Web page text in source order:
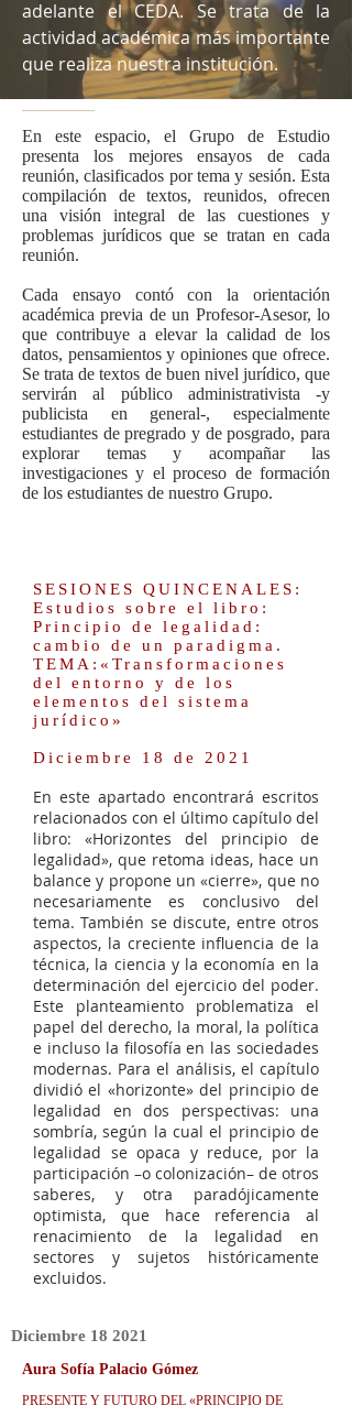
adelante el CEDA. Se trata de la
actividad académica más importante
que realiza nuestra institución.
En este espacio, el Grupo de Estudio
presenta los mejores ensayos de cada
reunión, clasificados por tema y sesión. Esta
compilación de textos, reunidos, ofrecen
una visión integral de las cuestiones y
problemas jurídicos que se tratan en cada
reunión.
Cada ensayo contó con la orientación
académica previa de un Profesor-Asesor, lo
que contribuye a elevar la calidad de los
datos, pensamientos y opiniones que ofrece.
Se trata de textos de buen nivel jurídico, que
servirán al público administrativista -y
publicista en general-, especialmente
estudiantes de pregrado y de posgrado, para
explorar temas y acompañar las
investigaciones y el proceso de formación
de los estudiantes de nuestro Grupo.
SESIONES QUINCENALES:
Estudios sobre el libro:
Principio de legalidad:
cambio de un paradigma.
TEMA:«Transformaciones
del entorno y de los
elementos del sistema
jurídico»
Diciembre 18 de 2021
En este apartado encontrará escritos
relacionados con el último capítulo del
libro: «Horizontes del principio de
legalidad», que retoma ideas, hace un
balance y propone un «cierre», que no
necesariamente es conclusivo del
tema. También se discute, entre otros
aspectos, la creciente influencia de la
técnica, la ciencia y la economía en la
determinación del ejercicio del poder.
Este planteamiento problematiza el
papel del derecho, la moral, la política
e incluso la filosofía en las sociedades
modernas. Para el análisis, el capítulo
dividió el «horizonte» del principio de
legalidad en dos perspectivas: una
sombría, según la cual el principio de
legalidad se opaca y reduce, por la
participación –o colonización– de otros
saberes, y otra paradójicamente
optimista, que hace referencia al
renacimiento de la legalidad en
sectores y sujetos históricamente
excluidos.
Diciembre 18 2021
Aura Sofía Palacio Gómez
PRESENTE Y FUTURO DEL «PRINCIPIO DE